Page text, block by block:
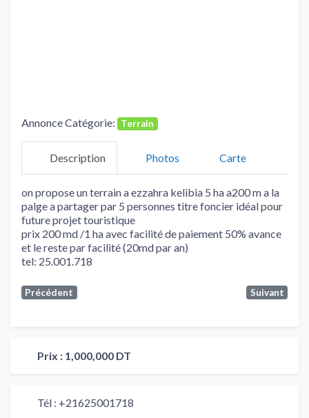
Annonce Catégorie: Terrain
Description Photos Carte
on propose un terrain a ezzahra kelibia 5 ha a200 m a la
palge a partager par 5 personnes titre foncier idéal pour
future projet touristique
prix 200 md /1 ha avec facilité de paiement 50% avance
et le reste par facilité (20md par an)
tel: 25.001.718
Précédent Suivant
Prix : 1,000,000 DT
Tél : +21625001718